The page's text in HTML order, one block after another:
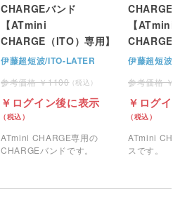
CHARGEバンド
【ATmini
CHARGE（ITO）専用】
伊藤超短波/ITO-LATER
1100
ログイン後に表示
ATmini CHARGE専用の
CHARGEバンドです。
CHARGE
【ATmini
CHARGE
伊藤超短波/
ログイ
ATmini
スです。